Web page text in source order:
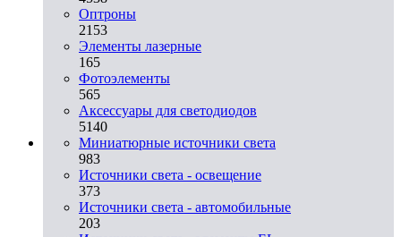
Оптроны
2153
Элементы лазерные
165
Фотоэлементы
565
Аксессуары для светодиодов
5140
Миниатюрные источники света
983
Источники света - освещение
373
Источники света - автомобильные
203